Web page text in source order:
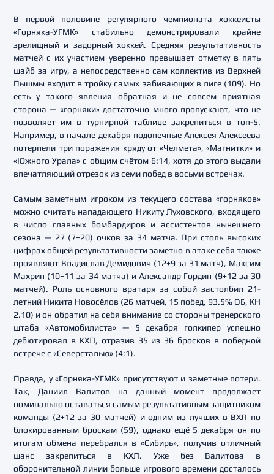
В первой половине регулярного чемпионата хоккеисты
«Горняка-УГМК» стабильно демонстрировали крайне
зрелищный и задорный хоккей. Средняя результативность
матчей с их участием уверенно превышает отметку в пять
шайб за игру, а непосредственно сам коллектив из Верхней
Пышмы входит в тройку самых забивающих в лиге (109). Но
есть у такого явления обратная и не совсем приятная
сторона — «горняки» достаточно много пропускают, что не
позволяет им в турнирной таблице закрепиться в топ-5.
Например, в начале декабря подопечные Алексея Алексеева
потерпели три поражения кряду от «Челмета», «Магнитки» и
«Южного Урала» с общим счётом 6:14, хотя до этого выдали
впечатляющий отрезок из семи побед в восьми встречах.
Самым заметным игроком из текущего состава «горняков»
можно считать нападающего Никиту Луховского, входящего
в число главных бомбардиров и ассистентов нынешнего
сезона — 27 (7+20) очков за 34 матча. При столь высоких
цифрах общей результативности заметно в атаке себя также
проявляют Владислав Демидович (12+9 за 31 матч), Максим
Махрин (10+11 за 34 матча) и Александр Гордин (9+12 за 30
матчей). Роль основного вратаря за собой застолбил 21-
летний Никита Новосёлов (26 матчей, 15 побед, 93.5% ОБ, КН
2.10) и он обратил на себя внимание со стороны тренерского
штаба «Автомобилиста» — 5 декабря голкипер успешно
дебютировал в КХЛ, отразив 35 из 36 бросков в победной
встрече с «Северсталью» (4:1).
Правда, у «Горняка-УГМК» присутствуют и заметные потери.
Так, Даниил Валитов на данный момент продолжает
номинально оставаться самым результативным защитником
команды (2+12 за 30 матчей) и одним из лучших в ВХЛ по
блокированным броскам (59), однако ещё 5 декабря он по
итогам обмена перебрался в «Сибирь», получив отличный
шанс закрепиться в КХЛ. Уже без Валитова в
оборонительной линии больше игрового времени досталось